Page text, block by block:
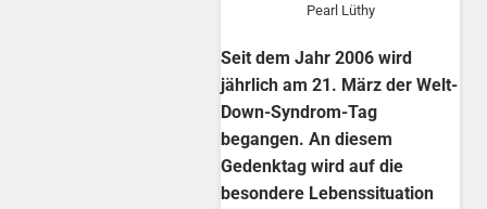
Pearl Lüthy
Seit dem Jahr 2006 wird
jährlich am 21. März der Welt-
Down-Syndrom-Tag
begangen. An diesem
Gedenktag wird auf die
besondere Lebenssituation